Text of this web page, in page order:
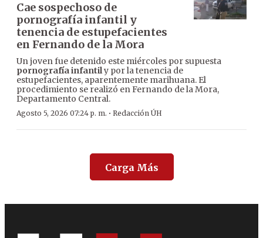
Cae sospechoso de
pornografía infantil y
tenencia de estupefacientes
en Fernando de la Mora
Un joven fue detenido este miércoles por supuesta
pornografía infantily por la tenencia de
estupefacientes, aparentemente marihuana. El
procedimiento se realizó en Fernando de la Mora,
Departamento Central.
Agosto 5, 2026 07:24 p. m. · Redacción ÚH
Carga Más